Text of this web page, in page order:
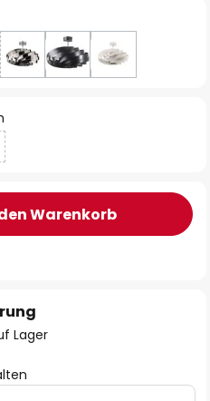
Warenkorb
Lager